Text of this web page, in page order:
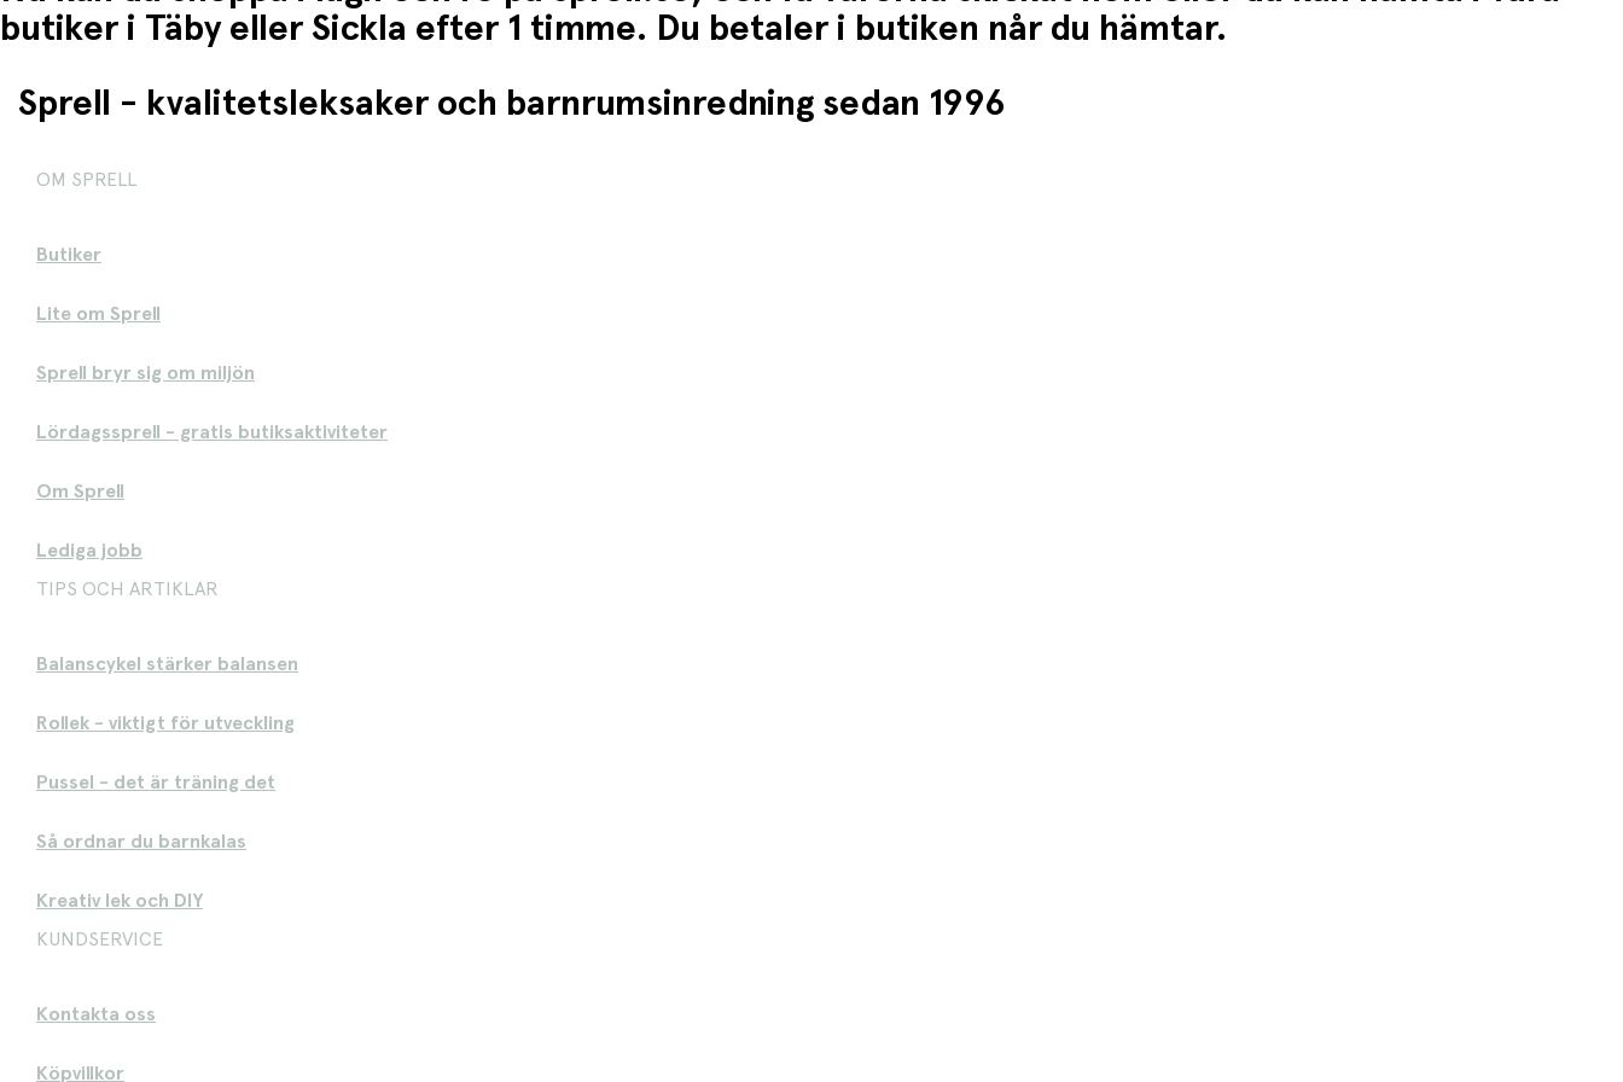
butiker i Täby eller Sickla efter 1 timme. Du betaler i butiken når du hämtar.
Sprell - kvalitetsleksaker och barnrumsinredning sedan 1996
OM SPRELL
Butiker
Lite om Sprell
Sprell bryr sig om miljön
Lördagssprell - gratis butiksaktiviteter
Om Sprell
Lediga jobb
TIPS OCH ARTIKLAR
Balanscykel stärker balansen
Rollek - viktigt för utveckling
Pussel - det är träning det
Så ordnar du barnkalas
Kreativ lek och DIY
KUNDSERVICE
Kontakta oss
Köpvillkor